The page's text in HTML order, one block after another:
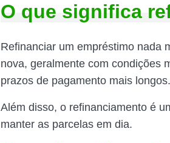
O que significa
Refinanciar um empréstimo nada
nova, geralmente com condições
prazos de pagamento mais longos.
Além disso, o refinanciamento é
manter as parcelas em dia.